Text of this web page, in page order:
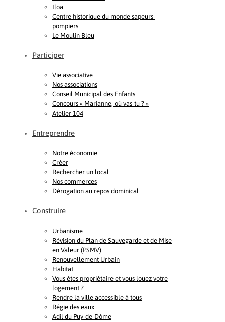
Iloa
Centre historique du monde sapeurs-
pompiers
Le Moulin Bleu
Participer
Vie associative
Nos associations
Conseil Municipal des Enfants
Concours « Marianne, où vas-tu ? »
Atelier 104
Entreprendre
Notre économie
Créer
Rechercher un local
Nos commerces
Dérogation au repos dominical
Construire
Urbanisme
Révision du Plan de Sauvegarde et de Mise
en Valeur (PSMV)
Renouvellement Urbain
Habitat
Vous êtes propriétaire et vous louez votre
logement ?
Rendre la ville accessible à tous
Régie des eaux
Adil du Puy-de-Dôme